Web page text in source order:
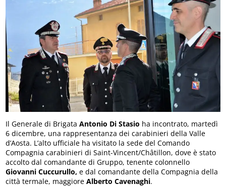
Il Generale di BrigataAntonio Di Stasio ha incontrato, martedì
6 dicembre, una rappresentanza dei carabinieri della Valle
d’Aosta. L’alto ufficiale ha visitato la sede del Comando
Compagnia carabinieri di Saint-Vincent/Châtillon, dove è stato
accolto dal comandante di Gruppo, tenente colonnello
Giovanni Cuccurullo, e dal comandante della Compagnia della
città termale, maggioreAlberto Cavenaghi.